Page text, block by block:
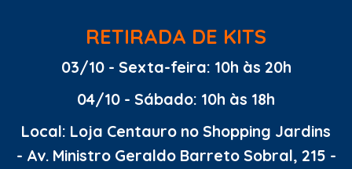
RETIRADA DE KITS
03/10 - Sexta-feira: 10h às 20h
04/10 - Sábado: 10h às 18h
Local: Loja Centauro no Shopping Jardins
- Av. Ministro Geraldo Barreto Sobral, 215 -